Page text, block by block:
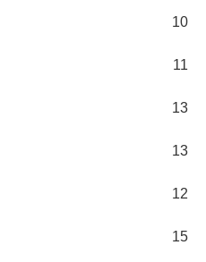
10
11
13
13
12
15